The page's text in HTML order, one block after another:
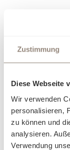
Zustimmung
Diese Webseite
Wir verwenden
personalisieren,
zu können und
analysieren.
Verwendung
Qualität,
Mit Schlossberg
Qualität,
für ein
höchstem Niveau